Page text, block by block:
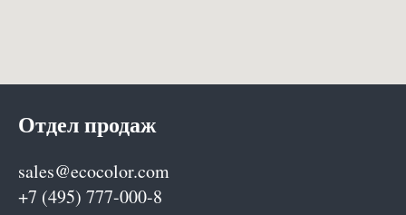
Отдел продаж
sales@ecocolor.com
+7 (495) 777-000-8